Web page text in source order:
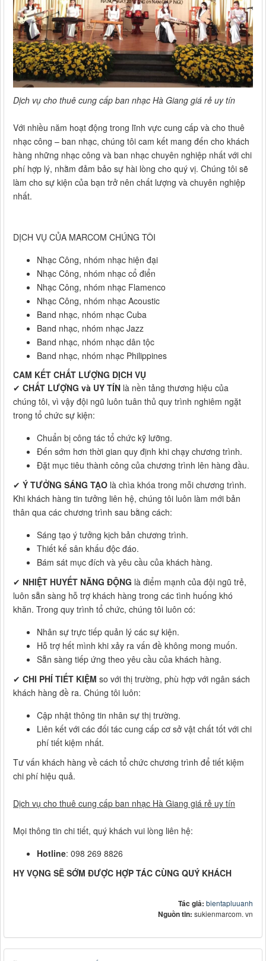
Dịch vụ cho thuê cung cấp ban nhạc Hà Giang giá rẻ uy tín
Với nhiều năm hoạt động trong lĩnh vực cung cấp và cho thuê
nhạc công – ban nhạc, chúng tôi cam kết mang đến cho khách
hàng những nhạc công và ban nhạc chuyên nghiệp nhất với chi
phí hợp lý, nhằm đảm bảo sự hài lòng cho quý vị. Chúng tôi sẽ
làm cho sự kiện của bạn trở nên chất lượng và chuyên nghiệp
nhất.
DỊCH VỤ CỦA MARCOM CHÚNG TÔI
Nhạc Công, nhóm nhạc hiện đại
Nhạc Công, nhóm nhạc cổ điển
Nhạc Công, nhóm nhạc Flamenco
Nhạc Công, nhóm nhạc Acoustic
Band nhạc, nhóm nhạc Cuba
Band nhạc, nhóm nhạc Jazz
Band nhạc, nhóm nhạc dân tộc
Band nhạc, nhóm nhạc Philippines
CAM KẾT CHẤT LƯỢNG DỊCH VỤ
✔ CHẤT LƯỢNG và UY TÍN là nền tảng thương hiệu của
chúng tôi, vì vậy đội ngũ luôn tuân thủ quy trình nghiêm ngặt
trong tổ chức sự kiện:
Chuẩn bị công tác tổ chức kỹ lưỡng.
Đến sớm hơn thời gian quy định khi chạy chương trình.
Đặt mục tiêu thành công của chương trình lên hàng đầu.
✔ Ý TƯỞNG SÁNG TẠO là chìa khóa trong mỗi chương trình.
Khi khách hàng tin tưởng liên hệ, chúng tôi luôn làm mới bản
thân qua các chương trình sau bằng cách:
Sáng tạo ý tưởng kịch bản chương trình.
Thiết kế sân khấu độc đáo.
Bám sát mục đích và yêu cầu của khách hàng.
✔ NHIỆT HUYẾT NĂNG ĐỘNG là điểm mạnh của đội ngũ trẻ,
luôn sẵn sàng hỗ trợ khách hàng trong các tình huống khó
khăn. Trong quy trình tổ chức, chúng tôi luôn có:
Nhân sự trực tiếp quản lý các sự kiện.
Hỗ trợ hết mình khi xảy ra vấn đề không mong muốn.
Sẵn sàng tiếp ứng theo yêu cầu của khách hàng.
✔ CHI PHÍ TIẾT KIỆM so với thị trường, phù hợp với ngân sách
khách hàng đề ra. Chúng tôi luôn:
Cập nhật thông tin nhân sự thị trường.
Liên kết với các đối tác cung cấp cơ sở vật chất tốt với chi
phí tiết kiệm nhất.
Tư vấn khách hàng về cách tổ chức chương trình để tiết kiệm
chi phí hiệu quả.
Dịch vụ cho thuê cung cấp ban nhạc Hà Giang giá rẻ uy tín
Mọi thông tin chi tiết, quý khách vui lòng liên hệ:
Hotline: 098 269 8826
HY VỌNG SẼ SỚM ĐƯỢC HỢP TÁC CÙNG QUÝ KHÁCH
Tác giả: bientapluuanh
Nguồn tin: sukienmarcom. vn